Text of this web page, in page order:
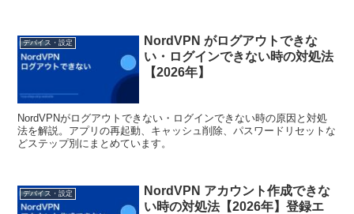
デバイス・設定
NordVPN がログアウトできな
い・ログインできない時の対処法
【2026年】
NordVPNがログアウトできない・ログインできない時の原因と対処
法を解説。アプリの再起動、キャッシュ削除、パスワードリセットな
どステップ別にまとめています。
デバイス・設定
NordVPN アカウント作成できな
い時の対処法【2026年】登録エ